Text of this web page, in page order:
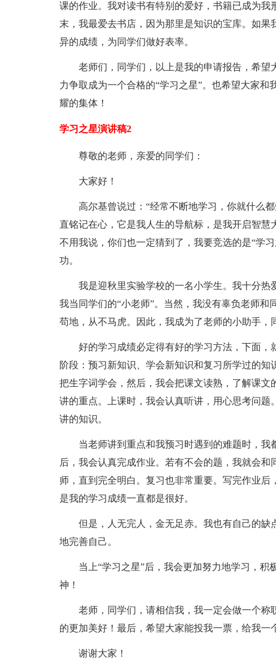
课的作业。我对读书有特别的爱好，书籍已成为
末，我最爱去书店，因为那里是知识的宝库。如
异的成绩，为同学们做好表率。
老师们，同学们，以上是我的申请报告，希
力争取成为一个合格的“学习之星”。也希望大家
耀的集体！
学习之星演讲稿2
尊敬的老师，亲爱的同学们：
大家好！
高尔基曾说过：“经常不断地学习，你就什么
直铭记在心，它是我人生的导航标，是我开启智慧
不用我说，你们也一定猜到了，我要竞选的是“学
功。
我是迎秋里实验学校的一名小学生。我十分
我当同学们的“小老师”。当然，我没有辜负老师
苟地，从不马虎。因此，我成为了老师的小助手，
好的学习成绩必定得有好的学习方法，下面
阶段：预习新知识、学会新知识和复习所学过的
把生字词学会，然后，我会把课文读熟，了解课
讲的重点。上课时，我会认真听讲，用心思考问
讲的知识。
当老师讲到重点和我预习时遇到的难题时，
后，我会认真完成作业。若有不会的题，我就会
师，直到完全明白。复习也非常重要。写完作业后
是我的学习成绩一直都是很好。
但是，人无完人，金无足赤。我也有自己的
地完善自己。
当上“学习之星”后，我会更加努力地学习，
神！
老师，同学们，请相信我，我一定会做一个称
的更加美好！最后，希望大家能投我一票，给我一
谢谢大家！